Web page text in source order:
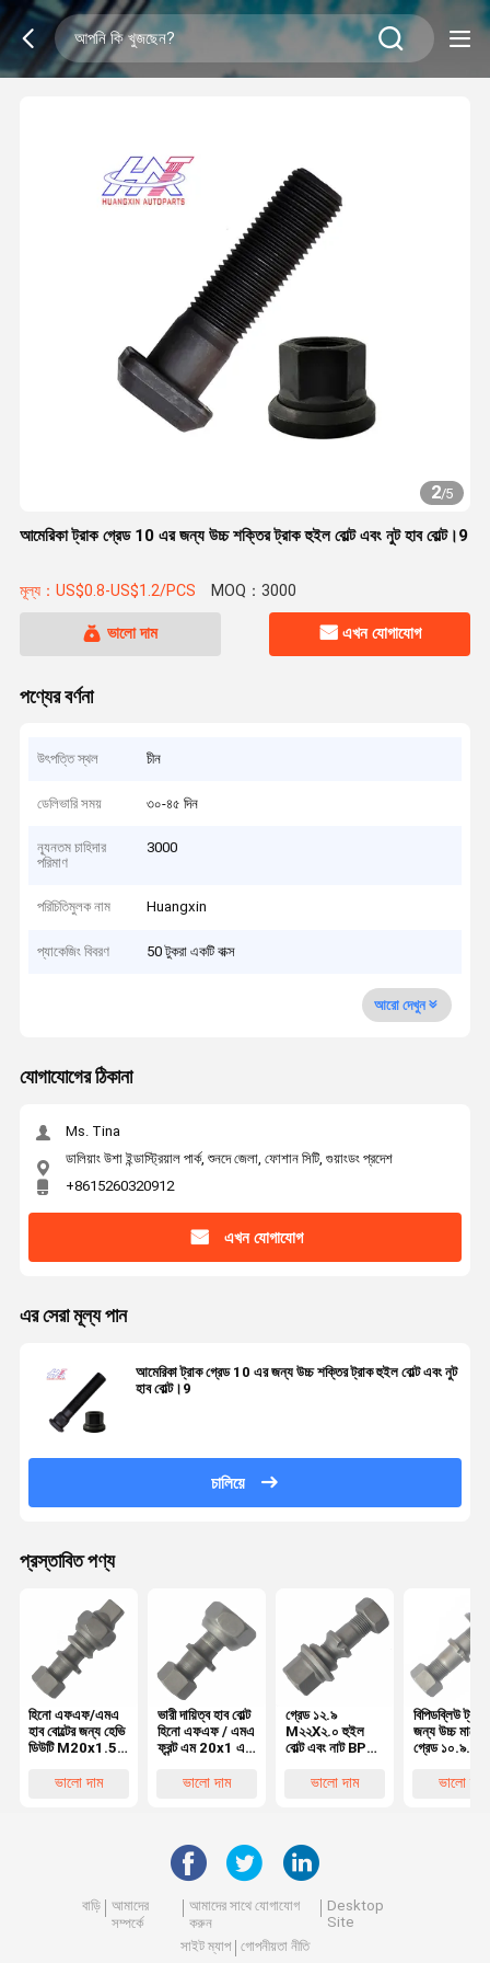
2/5
আমেরিকা ট্রাক গ্রেড 10 এর জন্য উচ্চ শক্তির ট্রাক হুইল বোল্ট এবং নুট হাব বোল্ট।9
মূল্য：US$0.8-US$1.2/PCS MOQ：3000
ভালো দাম এখন যোগাযোগ
পণ্যের বর্ণনা
উৎপত্তি স্থল চীন
ডেলিভারি সময় ৩০-৪৫ দিন
ন্যূনতম চাহিদার
পরিমাণ
3000
পরিচিতিমুলক নাম Huangxin
প্যাকেজিং বিবরণ 50 টুকরা একটি বাক্স
আরো দেখুন
যোগাযোগের ঠিকানা
Ms. Tina
ডালিয়াং উশা ইন্ডাস্ট্রিয়াল পার্ক, শুনদে জেলা, ফোশান সিটি, গুয়াংডং প্রদেশ
+8615260320912
এখন যোগাযোগ
এর সেরা মূল্য পান
আমেরিকা ট্রাক গ্রেড 10 এর জন্য উচ্চ শক্তির ট্রাক হুইল বোল্ট এবং নুট
হাব বোল্ট।9
চালিয়ে
প্রস্তাবিত পণ্য
হিনো এফএফ/এমএ
হাব বোল্টের জন্য হেভি
ডিউটি M20x1.5
হিনো ট্রাকের জন্য
ভালো দাম
ভারী দায়িত্ব হাব বোল্ট
হিনো এফএফ / এমএ
ফ্রন্ট এম 20x1 এর
ভালো দাম
গ্রেড ১২.৯
M২২X২.০ হুইল
বোল্ট এবং নাট BPW
OEM0329613170
ভালো দাম
বিপিডব্লিউ
জন্য উচ্চ মানের
গ্রেড ১০.৯
বোল্ট OEM
ভালো দাম
বাড়ি
আমাদের
সম্পর্কে
আমাদের সাথে যোগাযোগ
করুন
Desktop
Site
সাইট ম্যাপ
গোপনীয়তা নীতি